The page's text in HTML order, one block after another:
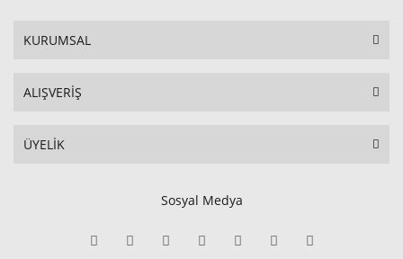
KURUMSAL
ALIŞVERİŞ
ÜYELİK
Sosyal Medya